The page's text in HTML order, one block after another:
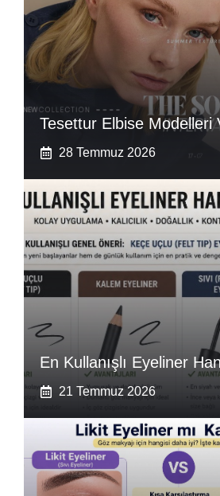
Tesettur Elbise Modelleri
28 Temmuz 2026
En Kullanışlı Eyeliner
21 Temmuz 2026